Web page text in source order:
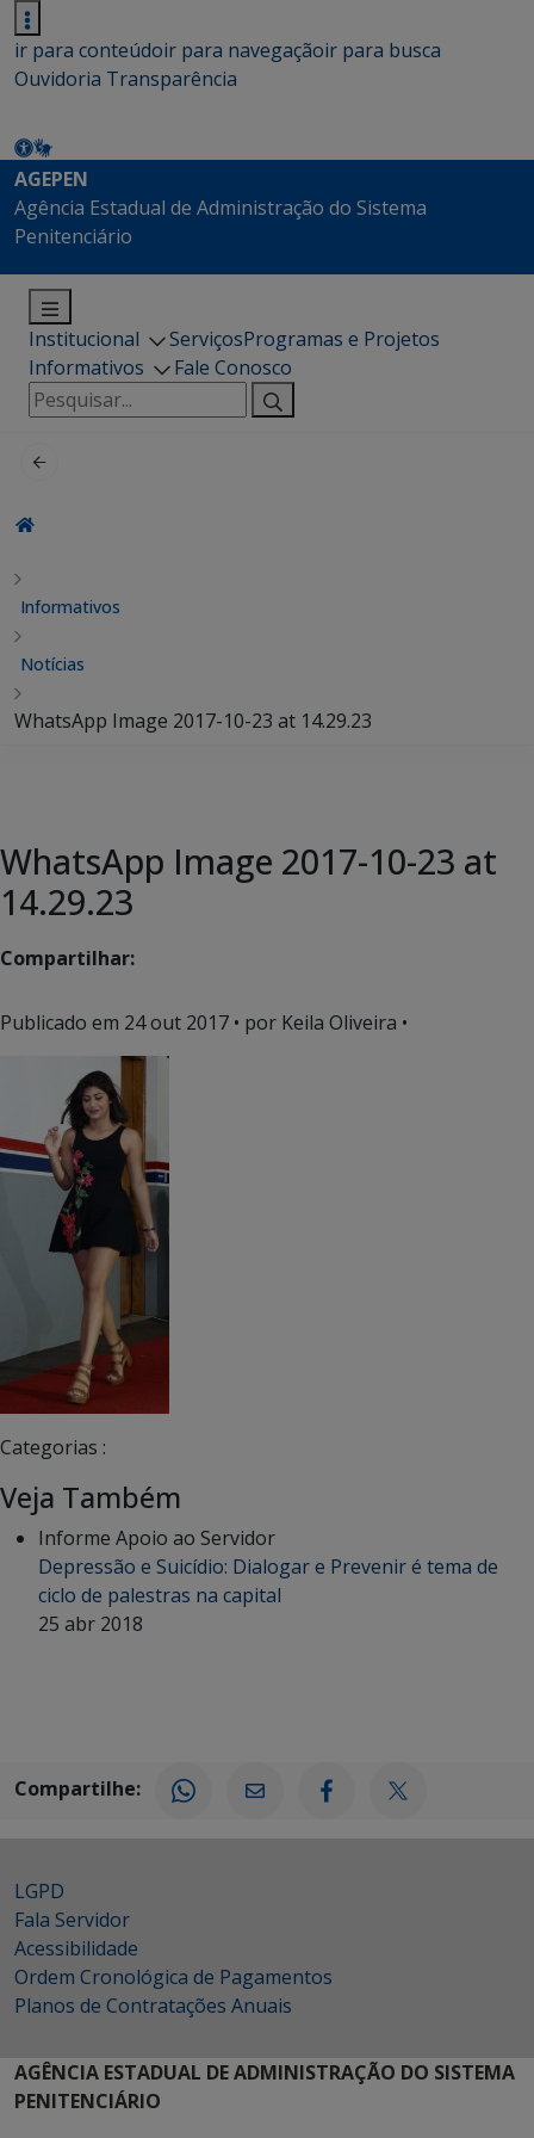
ir para conteúdoir para navegaçãoir para busca
Ouvidoria Transparência
AGEPEN
Agência Estadual de Administração do Sistema
Penitenciário
Institucional ServiçosProgramas e Projetos
Informativos
Fale Conosco
Pesquisar
por:
Informativos
Notícias
WhatsApp Image 2017-10-23 at 14.29.23
WhatsApp Image 2017-10-23 at
14.29.23
Compartilhar:
Publicado em 24 out 2017 • por Keila Oliveira •
Categorias :
Veja Também
Informe Apoio ao Servidor
Depressão e Suicídio: Dialogar e Prevenir é tema de
ciclo de palestras na capital
25 abr 2018
Compartilhe:
LGPD
Fala Servidor
Acessibilidade
Ordem Cronológica de Pagamentos
Planos de Contratações Anuais
AGÊNCIA ESTADUAL DE ADMINISTRAÇÃO DO SISTEMA
PENITENCIÁRIO